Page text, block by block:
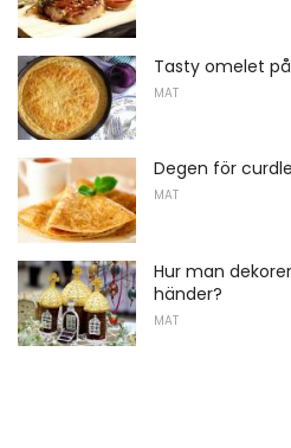
Tasty omelet
MAT
Degen för
MAT
Hur man
händer?
MAT